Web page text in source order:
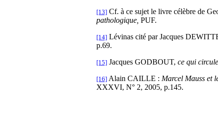
[13] Cf. à ce sujet le livre célèbre de
pathologique, PUF.
[14] Lévinas cité par Jacques
p.69.
[15] Jacques GODBOUT, ce qui
[16] Alain CAILLE : Marcel Mauss et
XXXVI, N° 2, 2005, p.145.